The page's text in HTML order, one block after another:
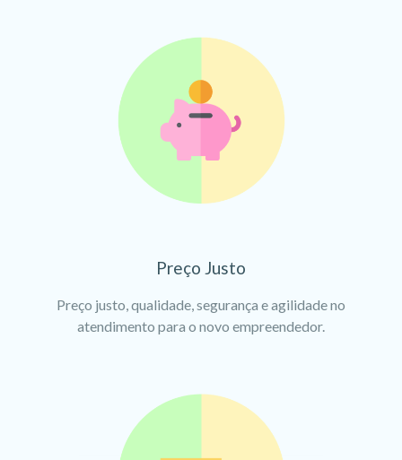
Preço Justo
Preço justo, qualidade, segurança e agilidade no
atendimento para o novo empreendedor.